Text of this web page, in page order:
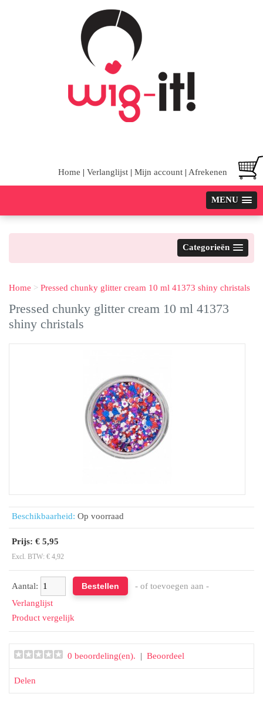
Home | Verlanglijst | Mijn account | Afrekenen
MENU
Categorieën
Home > Pressed chunky glitter cream 10 ml 41373 shiny christals
Pressed chunky glitter cream 10 ml 41373
shiny christals
Beschikbaarheid: Op voorraad
Prijs: € 5,95
Excl. BTW: € 4,92
Aantal:
- of toevoegen aan -
Verlanglijst
Product vergelijk
0 beoordeling(en). | Beoordeel
Delen